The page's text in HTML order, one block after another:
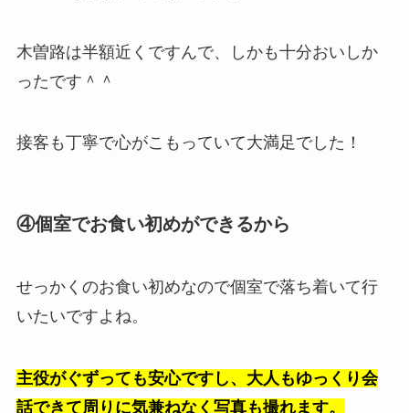
木曽路は半額近くですんで、しかも十分おいしか
ったです＾＾
接客も丁寧で心がこもっていて大満足でした！
④個室でお食い初めができるから
せっかくのお食い初めなので個室で落ち着いて行
いたいですよね。
主役がぐずっても安心ですし、大人もゆっくり会
話できて周りに気兼ねなく写真も撮れます。